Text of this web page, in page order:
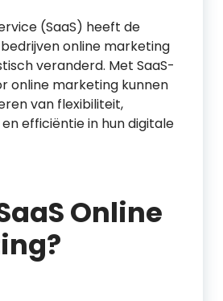
(SaaS) heeft de
online marketing
veranderd. Met SaaS-
online marketing kunnen
van flexibiliteit,
efficiëntie in hun digitale
Online